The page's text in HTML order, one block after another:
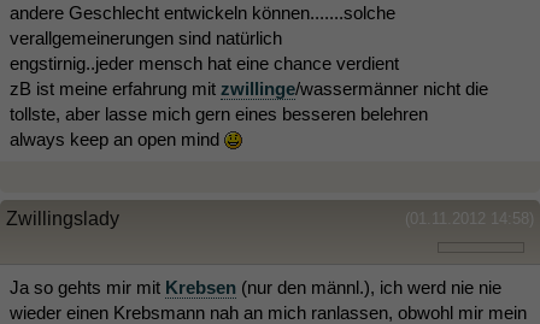
andere Geschlecht entwickeln können.......solche
verallgemeinerungen sind natürlich
engstirnig..jeder mensch hat eine chance verdient
zB ist meine erfahrung mit zwillinge/wassermänner nicht die
tollste, aber lasse mich gern eines besseren belehren
always keep an open mind
(01.11.2012 14:58)
Zwillingslady
Ja so gehts mir mit Krebsen (nur den männl.), ich werd nie nie
wieder einen Krebsmann nah an mich ranlassen, obwohl mir mein